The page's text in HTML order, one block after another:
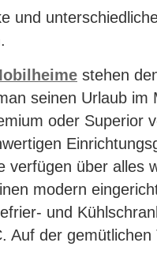
und
stehen
seinen Urlaub im
oder Superior
verfügen über alles
modern
und
Auf der